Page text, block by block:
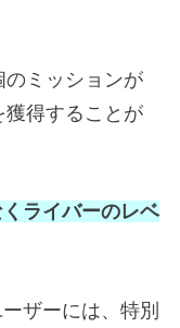
のミッションが
獲得することが
ライバーのレベ
ザーには、特別